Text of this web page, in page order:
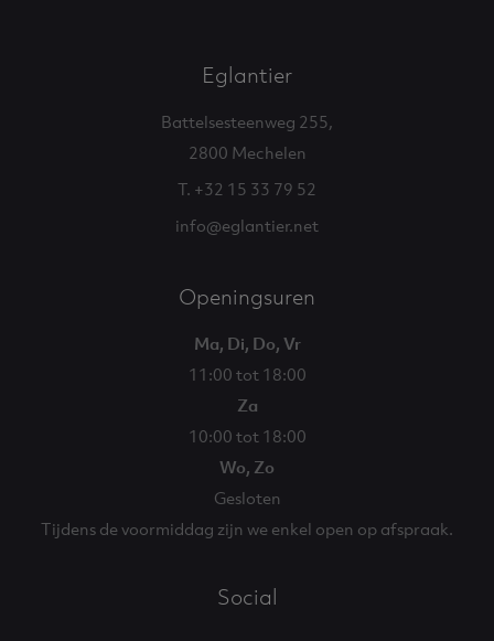
Eglantier
Battelsesteenweg 255,
2800 Mechelen
T. +32 15 33 79 52
info@eglantier.net
Openingsuren
Ma, Di, Do, Vr
11:00 tot 18:00
Za
10:00 tot 18:00
Wo, Zo
Gesloten
Tijdens de voormiddag zijn we enkel open op afspraak.
Social